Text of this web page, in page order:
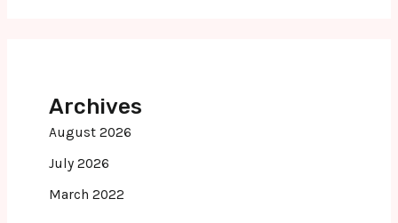
Archives
August 2026
July 2026
March 2022